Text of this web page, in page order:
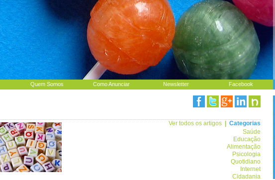
Quem Somos Como Anunciar Newsletter Facebook
Ver todos os artigos | Categorias
Saúde
Educação
Alimentação
Psicologia
Quotidiano
Internet
Cidadania